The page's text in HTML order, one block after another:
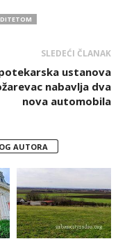
SLEDEĆI ČLANAK
ustanova
nabavlja dva
nova automobila
AUTORA